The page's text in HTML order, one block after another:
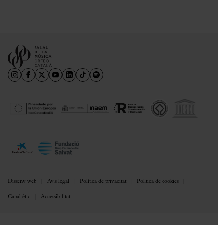
Disseny web Avís legal Política de privacitat Política de cookies
Canal ètic Accessibilitat